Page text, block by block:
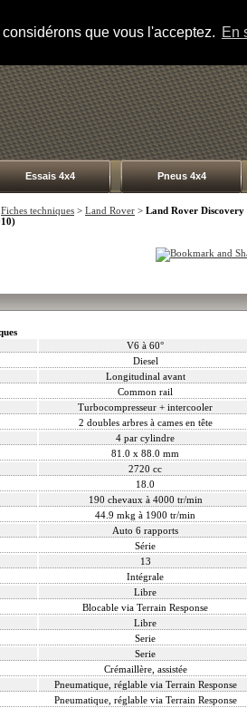
que vous l'acceptez. En
Essais 4x4 Pneus 4x4
Fiches techniques > Land Rover > Land Rover Discovery
V6 à 60°
Diesel
Longitudinal avant
Common rail
Turbocompresseur + intercooler
2 doubles arbres à cames en tête
4 par cylindre
81.0 x 88.0 mm
2720 cc
18.0
190 chevaux à 4000 tr/min
44.9 mkg à 1900 tr/min
Auto 6 rapports
Série
13
Intégrale
Libre
Blocable via Terrain Response
Libre
Serie
Serie
Crémaillère, assistée
Pneumatique, réglable via Terrain Response
Pneumatique, réglable via Terrain Response